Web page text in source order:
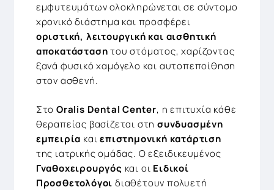
εμφυτευμάτων ολοκληρώνεται σε σύντομο
χρονικό διάστημα και προσφέρει
οριστική, λειτουργική και αισθητική
αποκατάστασητου στόματος, χαρίζοντας
ξανά φυσικό χαμόγελο και αυτοπεποίθηση
στον ασθενή.
ΣτοOralis Dental Center, η επιτυχία κάθε
θεραπείας βασίζεται στησυνδυασμένη
εμπειρία καιεπιστημονική κατάρτιση
της ιατρικής ομάδας. Ο εξειδικευμένος
Γναθοχειρουργός και οι Ειδικοί
Προσθετολόγοι διαθέτουν πολυετή